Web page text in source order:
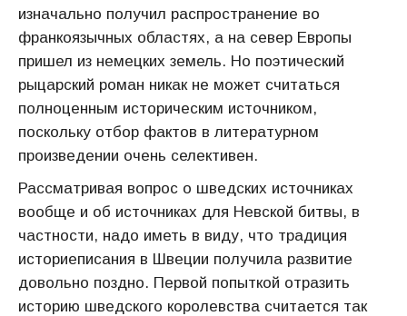
изначально получил распространение во
франкоязычных областях, а на север Европы
пришел из немецких земель. Но поэтический
рыцарский роман никак не может считаться
полноценным историческим источником,
поскольку отбор фактов в литературном
произведении очень селективен.
Рассматривая вопрос о шведских источниках
вообще и об источниках для Невской битвы, в
частности, надо иметь в виду, что традиция
историеписания в Швеции получила развитие
довольно поздно. Первой попыткой отразить
историю шведского королевства считается так